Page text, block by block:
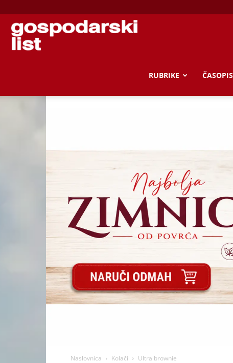
Gospodarski
RUBRIKE ČASOPIS
Naslovnica Kolači Ultra brownie